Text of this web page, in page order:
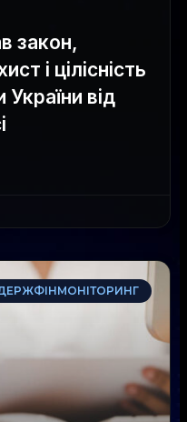
закон,
і цілісність
України від